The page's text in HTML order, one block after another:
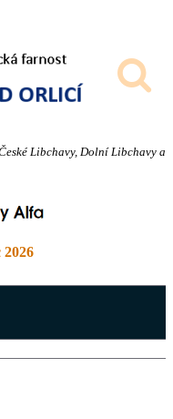
Libchavy, Dolní Libchavy a
2026